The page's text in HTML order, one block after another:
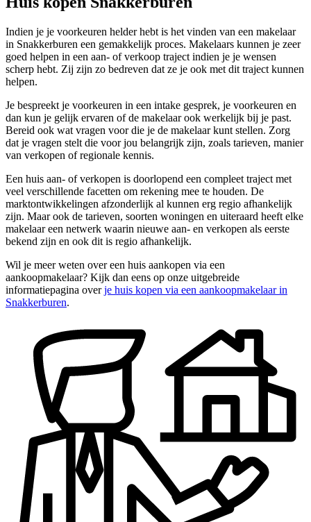
Indien je je voorkeuren helder hebt is het vinden van een makelaar
in Snakkerburen een gemakkelijk proces. Makelaars kunnen je zeer
goed helpen in een aan- of verkoop traject indien je je wensen
scherp hebt. Zij zijn zo bedreven dat ze je ook met dit traject kunnen
helpen.
Je bespreekt je voorkeuren in een intake gesprek, je voorkeuren en
dan kun je gelijk ervaren of de makelaar ook werkelijk bij je past.
Bereid ook wat vragen voor die je de makelaar kunt stellen. Zorg
dat je vragen stelt die voor jou belangrijk zijn, zoals tarieven, manier
van verkopen of regionale kennis.
Een huis aan- of verkopen is doorlopend een compleet traject met
veel verschillende facetten om rekening mee te houden. De
marktontwikkelingen afzonderlijk al kunnen erg regio afhankelijk
zijn. Maar ook de tarieven, soorten woningen en uiteraard heeft elke
makelaar een netwerk waarin nieuwe aan- en verkopen als eerste
bekend zijn en ook dit is regio afhankelijk.
Wil je meer weten over een huis aankopen via een
aankoopmakelaar? Kijk dan eens op onze uitgebreide
informatiepagina overje huis kopen via een aankoopmakelaar in
Snakkerburen.